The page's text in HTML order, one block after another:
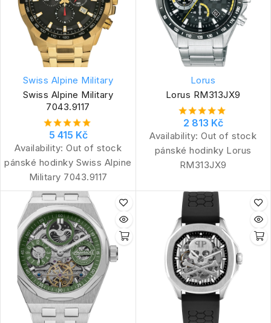
Swiss Alpine Military
Swiss Alpine Military
7043.9117
5 415 Kč
Availability: Out of stock
pánské hodinky Swiss Alpine
Military 7043.9117
Lorus
Lorus RM313JX9
2 813 Kč
Availability: Out of stock
pánské hodinky Lorus
RM313JX9